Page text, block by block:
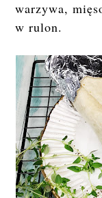
warzywa,
w rulon.